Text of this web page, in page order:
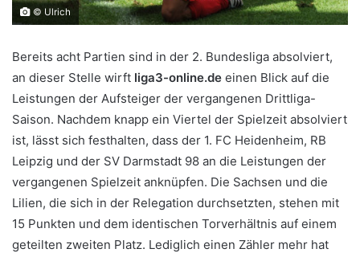
© Ulrich
Bereits acht Partien sind in der 2. Bundesliga absolviert,
an dieser Stelle wirft liga3-online.de einen Blick auf die
Leistungen der Aufsteiger der vergangenen Drittliga-
Saison. Nachdem knapp ein Viertel der Spielzeit absolviert
ist, lässt sich festhalten, dass der 1. FC Heidenheim, RB
Leipzig und der SV Darmstadt 98 an die Leistungen der
vergangenen Spielzeit anknüpfen. Die Sachsen und die
Lilien, die sich in der Relegation durchsetzten, stehen mit
15 Punkten und dem identischen Torverhältnis auf einem
geteilten zweiten Platz. Lediglich einen Zähler mehr hat